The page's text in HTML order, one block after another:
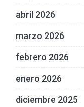
abril 2026
marzo 2026
febrero 2026
enero 2026
diciembre 2025